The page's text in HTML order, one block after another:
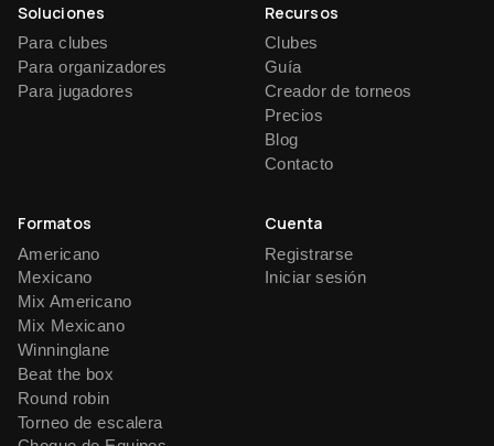
Soluciones
Para clubes
Para organizadores
Para jugadores
Recursos
Clubes
Guía
Creador de torneos
Precios
Blog
Contacto
Formatos
Americano
Mexicano
Mix Americano
Mix Mexicano
Winninglane
Beat the box
Round robin
Torneo de escalera
Cuenta
Registrarse
Iniciar sesión